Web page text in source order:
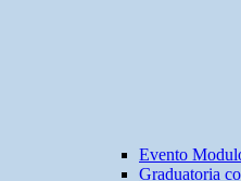
Evento
Graduatoria